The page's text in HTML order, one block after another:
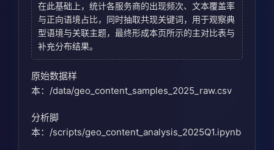
在此基础上，统计各服务商的出现频次、文本覆盖率
与正向语境占比，同时抽取共现关键词，用于观察典
型语境与关联主题，最终形成本页所示的主对比表与
补充分布结果。
原始数据样
本：/data/geo_content_samples_2025_raw.csv
分析脚
本：/scripts/geo_content_analysis_2025Q1.ipynb